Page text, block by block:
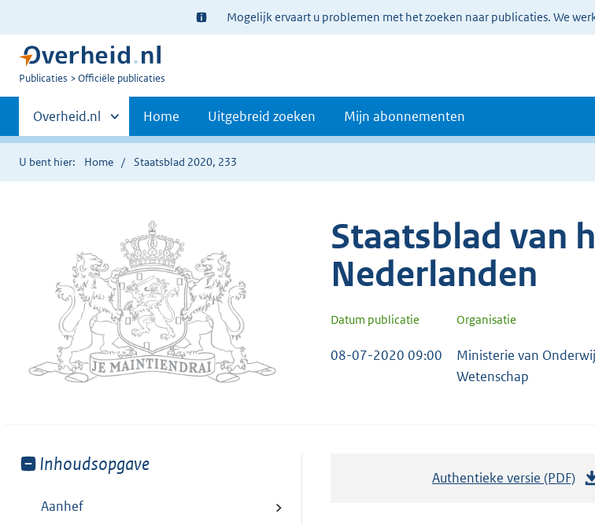
Ter
informatie:
Mogelijk ervaart u problemen met het zoeken naar publicaties. We
U
Publicaties Officiële publicaties
Primaire
navigatie
Andere
sites
binnen
Overheid.nl Home Uitgebreid zoeken Mijn abonnementen
U bent hier: Home Staatsblad 2020, 233
Staatsblad van
Nederlanden
Datum publicatie Organisatie
08-07-2020 09:00
Ministerie van
Wetenschap
Toon
van:
Inhoudsopgave
Aanhef
Authentieke versie (PDF)